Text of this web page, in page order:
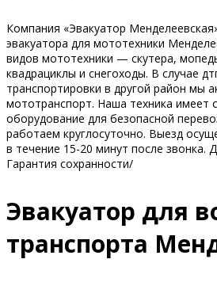
Компания «Эвакуатор
эвакуатора для мототехники
видов мототехники — скутера,
квадрациклы и снегоходы. В случае
транспортировки в другой район мы
мототранспорт. Наша техника имеет
оборудование для безопасной
работаем круглосуточно. Выезд
в течение 15-20 минут после звонка.
Гарантия сохранности/
Эвакуатор для
транспорта